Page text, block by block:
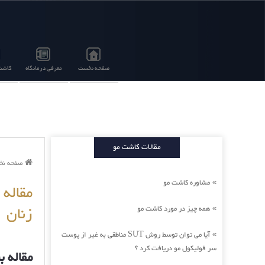
صفحه نخست معرفی درمانگاه
صفحه
زنان
مقالات کاشت مو
» مشاوره کاشت مو
» همه چیز در مورد کاشت مو
»
آیا می توان توسط روش SUT مناطقی به غیر از پوست
سر فولیکول مو دریافت کرد ؟